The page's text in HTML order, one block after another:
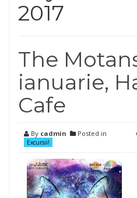
2017
The
ianuarie,
Cafe
By cadmin Posted in
Excursii!